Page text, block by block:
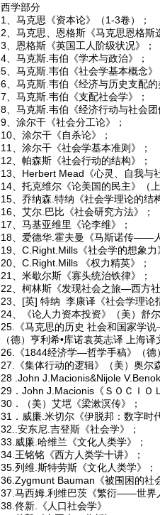
西学部分
1、马克思《资本论》（1-3卷）；
2、马克思、恩格斯《马克思恩格斯
3、恩格斯《英国工人阶级状况》；
4、马克斯.韦伯《学术与政治》；
5、马克斯.韦伯《社会学基本概念》
6、马克斯.韦伯《经济与历史支配
7、马克斯.韦伯《支配社会学》；
8、马克斯.韦伯《经济行动与社会团
9、涂尔干《社会分工论》；
10、涂尔干《自杀论》；
11、涂尔干《社会学基本准则》；
12、帕森斯《社会行动的结构》；
13、Herbert Mead《心灵、自我与
14、托克维尔《论美国的民主》（
15、乔纳森.特纳《社会学理论的结
16、艾尔.巴比《社会研究方法》；
17、马基亚维里《论李维》；
18、爱德华.霍夫曼《马斯诺传——
19、C.Right.Mills《社会学的想象力
20、C.Right.Mills 《权力精英》；
21、米歇尔斯《寡头统治铁律》；
22、柯林斯《发现社会之旅—西方
23、[英] 特纳 李康译《社会学理论
24、《论人力资本投资》（美）舒
25.《马克思的历史 社会和国家学
（德）亨利希•库诺袁英志译 上海
26.《1844经济学—哲学手稿》（
27.《集体行动的逻辑》（美）奥
28 .John J.Macionis&Nijole
29．John J.Macionis《ＳＯＣＩＯ
30．（美）艾垲《梁漱溟传》；
31．威廉.米切尔《伊脱邦：数字时
32..安东尼.吉登斯《社会学》；
33.威廉.哈维兰《文化人类学》；
34.王铭铭《西方人类学十讲》；
35.列维.斯特劳斯《文化人类学》；
36.Zygmunt Bauman《被围困的社
37.马西姆.利维巴茨《繁衍——世界
38.佟新.《人口社会学》